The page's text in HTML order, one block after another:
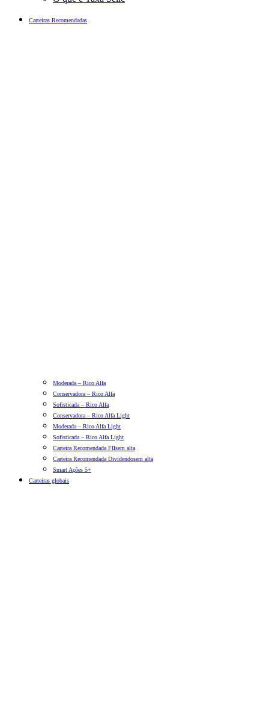
Carteiras Recomendadas
Moderada – Rico Alfa
Conservadora – Rico Alfa
Sofisticada – Rico Alfa
Conservadora – Rico Alfa Light
Moderada – Rico Alfa Light
Sofisticada – Rico Alfa Light
Carteira Recomendada FIIsem alta
Carteira Recomendada Dividendosem alta
Smart Ações 5+
Carteiras globais